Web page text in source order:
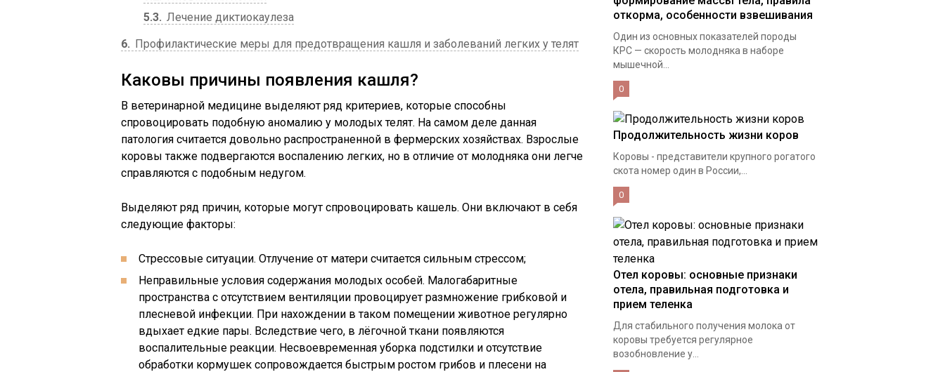
5.3 Лечение диктиокаулеза
6
Профилактические меры для предотвращения кашля и заболеваний легких у телят
Каковы причины появления кашля?
В ветеринарной медицине выделяют ряд критериев, которые способны
спровоцировать подобную аномалию у молодых телят. На самом деле данная
патология считается довольно распространенной в фермерских хозяйствах. Взрослые
коровы также подвергаются воспалению легких, но в отличие от молодняка они легче
справляются с подобным недугом.
Выделяют ряд причин, которые могут спровоцировать кашель. Они включают в себя
следующие факторы:
Стрессовые ситуации. Отлучение от матери считается сильным стрессом;
Неправильные условия содержания молодых особей. Малогабаритные
пространства с отсутствием вентиляции провоцирует размножение грибковой и
плесневой инфекции. При нахождении в таком помещении животное регулярно
вдыхает едкие пары. Вследствие чего, в лёгочной ткани появляются
воспалительные реакции. Несвоевременная уборка подстилки и отсутствие
обработки кормушек сопровождается быстрым ростом грибов и плесени на
откорма, особенности взвешивания
Один из основных показателей породы
КРС — скорость молодняка в наборе
мышечной...
0
Продолжительность жизни коров
Коровы - представители крупного рогатого
скота номер один в России,...
0
Отел коровы: основные признаки
отела, правильная подготовка и
прием теленка
Для стабильного получения молока от
коровы требуется регулярное
возобновление у...